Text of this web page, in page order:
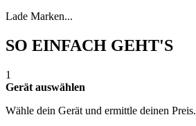
Lade Marken...
SO EINFACH GEHT'S
1
Gerät auswählen
Wähle dein Gerät und ermittle deinen Preis.